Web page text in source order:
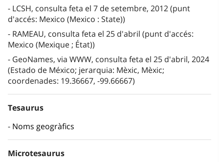
LCSH, consulta feta el 7 de setembre, 2012 (punt
d'accés: Mexico (Mexico : State))
RAMEAU, consulta feta el 25 d'abril (punt d'accés:
Mexico (Mexique ; État))
GeoNames, via WWW, consulta feta el 25 d'abril, 2024
(Estado de México; jerarquia: Mèxic, Mèxic;
coordenades: 19.36667, -99.66667)
Tesaurus
Noms geogràfics
Microtesaurus